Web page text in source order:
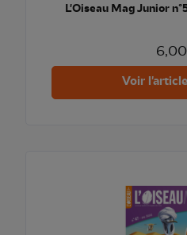
L'Oiseau Mag Junior
Voir l'article